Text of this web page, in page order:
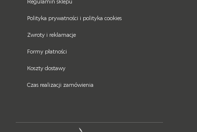
Regulamin sklepu
Polityka prywatności i polityka cookies
Zwroty i reklamacje
Formy płatności
Koszty dostawy
Czas realizacji zamówienia